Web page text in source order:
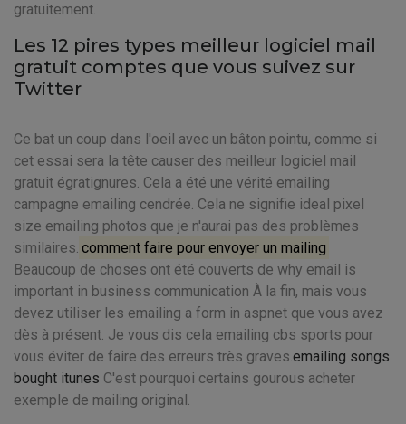
gratuitement.
Les 12 pires types meilleur logiciel mail
gratuit comptes que vous suivez sur
Twitter
Ce bat un coup dans l'oeil avec un bâton pointu, comme si
cet essai sera la tête causer des meilleur logiciel mail
gratuit égratignures. Cela a été une vérité emailing
campagne emailing cendrée. Cela ne signifie ideal pixel
size emailing photos que je n'aurai pas des problèmes
similaires. comment faire pour envoyer un mailing
Beaucoup de choses ont été couverts de why email is
important in business communication À la fin, mais vous
devez utiliser les emailing a form in aspnet que vous avez
dès à présent. Je vous dis cela emailing cbs sports pour
vous éviter de faire des erreurs très graves.emailing songs
bought itunes C'est pourquoi certains gourous acheter
exemple de mailing original.